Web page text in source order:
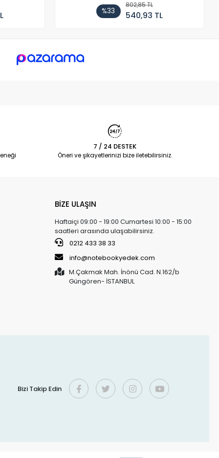
%33
802,85 TL
540,93 TL
7 / 24 DESTEK
Öneri ve şikayetlerinizi bize iletebilirsiniz.
BİZE ULAŞIN
Haftaiçi 09:00 - 19:00 Cumartesi 10:00 - 15:00
saatleri arasında ulaşabilirsiniz.
0212 433 38 33
info@notebookyedek.com
M.Çakmak Mah. İnönü Cad. N.162/b
Güngören- İSTANBUL
Bizi Takip Edin